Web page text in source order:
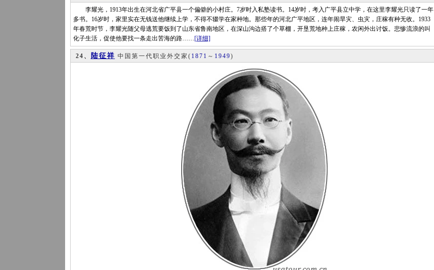
李耀光，1913年出生在河北省广平县一个偏僻的小村庄。7岁时入私塾读书。14岁时，考入广平县立中学，在这里李耀光只读了一年
多书。16岁时，家里实在无钱送他继续上学，不得不辍学在家种地。那些年的河北广平地区，连年闹旱灾、虫灾，庄稼有种无收。1933
年春荒时节，李耀光随父母逃荒要饭到了山东省鲁南地区，在深山沟边搭了个草棚，开垦荒地种上庄稼，农闲外出讨饭。悲惨流浪的叫
化子生活，促使他要找一条走出苦海的路……[详细]
24、 陆征祥 中国第一代职业外交家 ( 1871 ～ 1949)